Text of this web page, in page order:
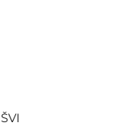
ŠVILPĖJIMAS